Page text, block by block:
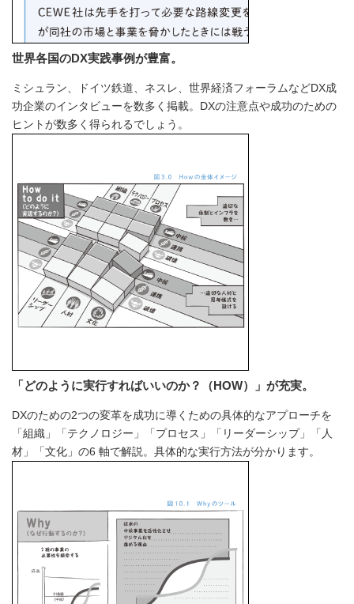
世界各国のDX実践事例が豊富。
ミシュラン、ドイツ鉄道、ネスレ、世界経済フォーラムなどDX成
功企業のインタビューを数多く掲載。DXの注意点や成功のための
ヒントが数多く得られるでしょう。
「どのように実行すればいいのか？（HOW）」が充実。
DXのための2つの変革を成功に導くための具体的なアプローチを
「組織」「テクノロジー」「プロセス」「リーダーシップ」「人
材」「文化」の6 軸で解説。具体的な実行方法が分かります。